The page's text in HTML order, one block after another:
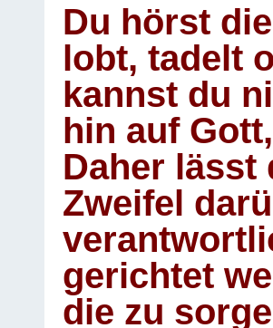
Du hörst
lobt, tadelt
kannst du
hin auf
Daher lässt
Zweifel
gerichtet
die zu